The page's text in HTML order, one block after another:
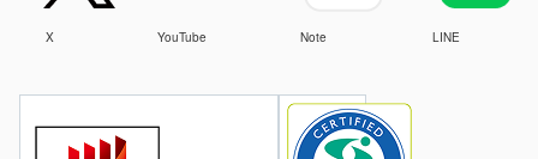
X YouTube Note LINE